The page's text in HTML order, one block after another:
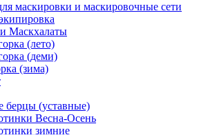
маскировки и маскировочные сети
Маскхалаты
(лето)
(деми)
(зима)
берцы (уставные)
Весна-Осень
зимние